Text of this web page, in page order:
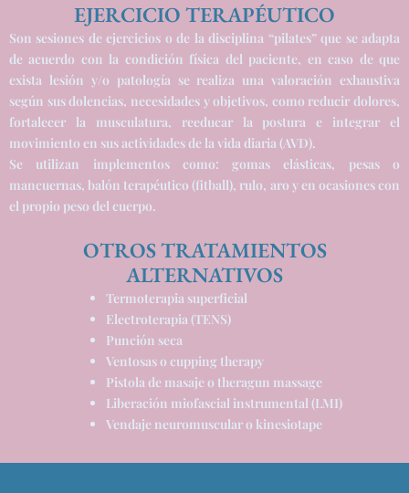
EJERCICIO TERAPÉUTICO
Son sesiones de ejercicios o de la disciplina “pilates” que se adapta
de acuerdo con la condición física del paciente, en caso de que
exista lesión y/o patología se realiza una valoración exhaustiva
según sus dolencias, necesidades y objetivos, como reducir dolores,
fortalecer la musculatura, reeducar la postura e integrar el
movimiento en sus actividades de la vida diaria (AVD).
Se utilizan implementos como: gomas elásticas, pesas o
mancuernas, balón terapéutico (fitball), rulo, aro y en ocasiones con
el propio peso del cuerpo.
OTROS TRATAMIENTOS
ALTERNATIVOS
Termoterapia superficial
Electroterapia (TENS)
Punción seca
Ventosas o cupping therapy
Pistola de masaje o theragun massage
Liberación miofascial instrumental (LMI)
Vendaje neuromuscular o kinesiotape